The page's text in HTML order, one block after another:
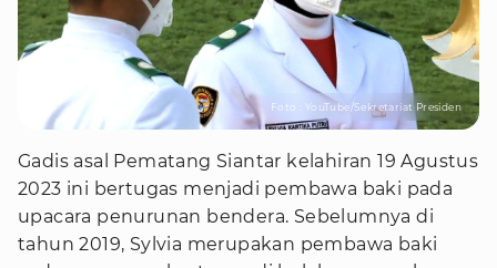
Foto : YouTube/Sekretariat Presiden
Gadis asal Pematang Siantar kelahiran 19 Agustus
2023 ini bertugas menjadi pembawa baki pada
upacara penurunan bendera. Sebelumnya di
tahun 2019, Sylvia merupakan pembawa baki